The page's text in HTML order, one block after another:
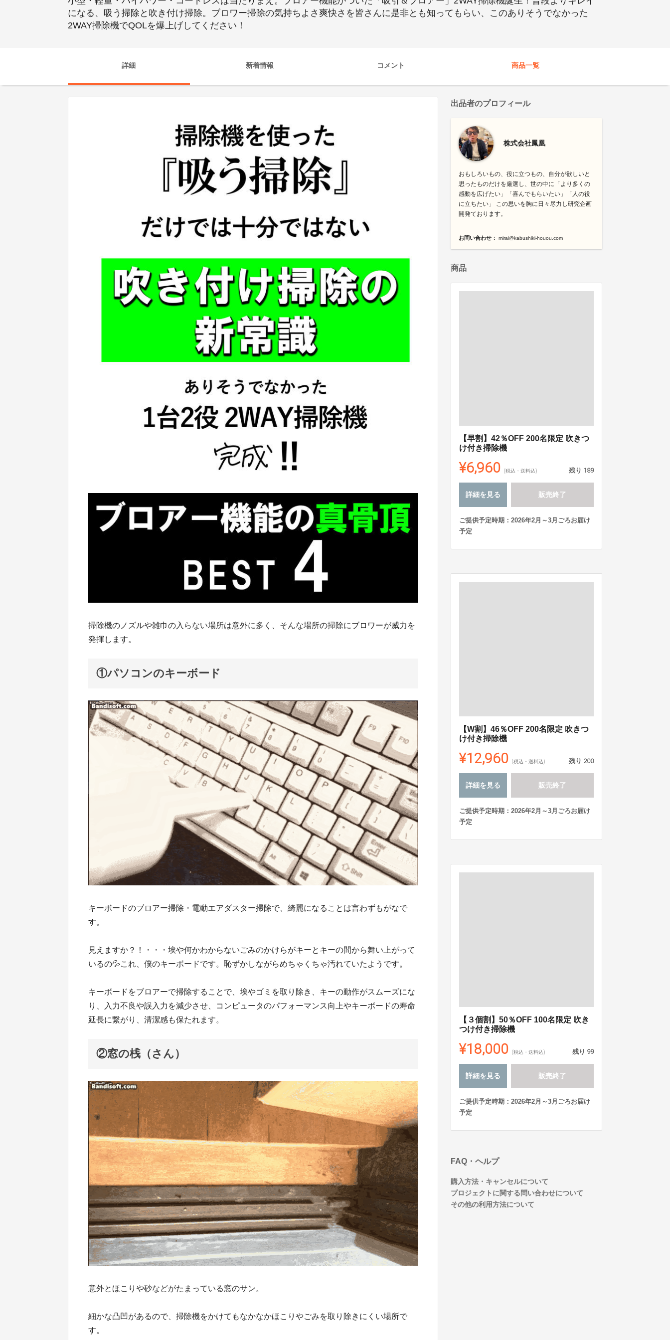
になる、吸う掃除と吹き付け掃除。ブロワー掃除の気持ちよさ爽快さを皆さんに是非とも知ってもらい、このありそうでなかった
2WAY掃除機でQOLを爆上げしてください！
詳細 新着情報 コメント 商品一覧
掃除機のノズルや雑巾の入らない場所は意外に多く、そんな場所の掃除にブロワーが威力を
発揮します。
①パソコンのキーボード
キーボードのブロアー掃除・電動エアダスター掃除で、綺麗になることは言わずもがなで
す。
見えますか？！・・・埃や何かわからないごみのかけらがキーとキーの間から舞い上がって
いるの💦これ、僕のキーボードです。恥ずかしながらめちゃくちゃ汚れていたようです。
キーボードをブロアーで掃除することで、埃やゴミを取り除き、キーの動作がスムーズにな
り、入力不良や誤入力を減少させ、コンピュータのパフォーマンス向上やキーボードの寿命
延長に繋がり、清潔感も保たれます。
②窓の桟（さん）
意外とほこりや砂などがたまっている窓のサン。
細かな凸凹があるので、掃除機をかけてもなかなかほこりやごみを取り除きにくい場所で
す。
出品者のプロフィール
株式会社鳳凰
おもしろいもの、役に立つもの、自分が欲しいと
思ったものだけを厳選し、世の中に「より多くの
感動を広げたい」「喜んでもらいたい」「人の役
に立ちたい」 この思いを胸に日々尽力し研究企画
開発ております。
お問い合わせ： mirai@kabushiki-houou.com
商品
【早割】42％OFF 200名限定 吹きつ
け付き掃除機
¥6,960 (税込・送料込) 残り 189
詳細を見る 販売終了
ご提供予定時期：2026年2月～3月ごろお届け
予定
【W割】46％OFF 200名限定 吹きつ
け付き掃除機
¥12,960 (税込・送料込) 残り 200
詳細を見る 販売終了
ご提供予定時期：2026年2月～3月ごろお届け
予定
【３個割】50％OFF 100名限定 吹き
つけ付き掃除機
¥18,000 (税込・送料込) 残り 99
詳細を見る 販売終了
ご提供予定時期：2026年2月～3月ごろお届け
予定
FAQ・ヘルプ
購入方法・キャンセルについて
プロジェクトに関する問い合わせについて
その他の利用方法について